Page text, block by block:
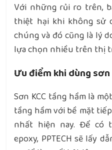
Với những rủi ro trên,
thiệt hại khi không sử
chúng và đó cũng là lý
lựa chọn nhiều trên thị
Ưu điểm khi dùng
Sơn KCC tầng hầm là
tầng hầm với bề mặt
nhất hiện nay. Để
epoxy, PPTECH sẽ lấy